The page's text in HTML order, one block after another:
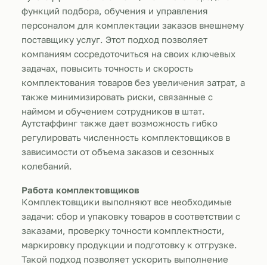
функций подбора, обучения и управления
персоналом для комплектации заказов внешнему
поставщику услуг. Этот подход позволяет
компаниям сосредоточиться на своих ключевых
задачах, повысить точность и скорость
комплектования товаров без увеличения затрат, а
также минимизировать риски, связанные с
наймом и обучением сотрудников в штат.
Аутстаффинг также дает возможность гибко
регулировать численность комплектовщиков в
зависимости от объема заказов и сезонных
колебаний.
Работа комплектовщиков
Комплектовщики выполняют все необходимые
задачи: сбор и упаковку товаров в соответствии с
заказами, проверку точности комплектности,
маркировку продукции и подготовку к отгрузке.
Такой подход позволяет ускорить выполнение